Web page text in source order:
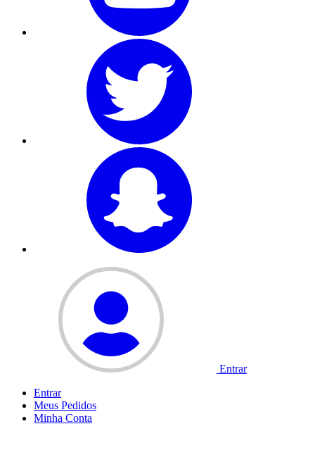
Entrar
Entrar
Meus Pedidos
Minha Conta